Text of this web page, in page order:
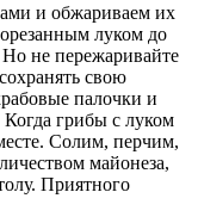
и обжариваем их
луком до
Но не пережаривайте
свою
палочки и
Когда грибы с луком
Солим, перчим,
майонеза,
Приятного